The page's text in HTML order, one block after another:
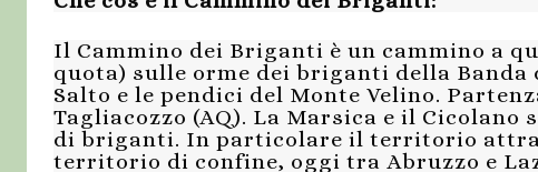
Il Cammino dei Briganti è un cammino a
quota) sulle orme dei briganti della Banda
Salto e le pendici del Monte Velino.
Tagliacozzo (AQ). La Marsica e il
di briganti. In particolare il territorio
territorio di confine, oggi tra Abruzzo e